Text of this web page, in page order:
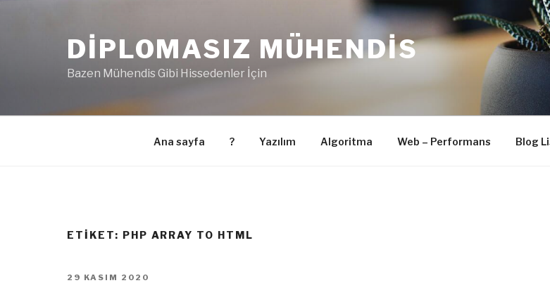
DIPLOMASIZ MÜHENDIS
Bazen Mühendis Gibi Hissedenler İçin
Ana sayfa ? Yazılım Algoritma Web – Performans Blog
ETIKET: PHP ARRAY TO HTML
YAYIM
29 KASIM 2020